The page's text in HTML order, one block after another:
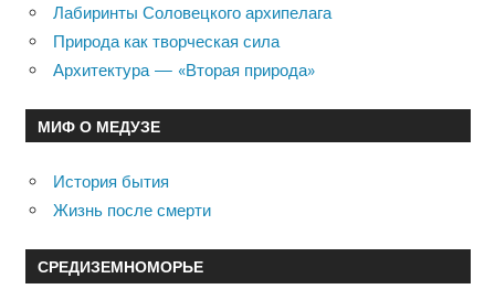
Лабиринты Соловецкого архипелага
Природа как творческая сила
Архитектура — «Вторая природа»
МИФ О МЕДУЗЕ
История бытия
Жизнь после смерти
СРЕДИЗЕМНОМОРЬЕ